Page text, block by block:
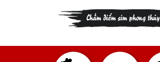
Chấm điểm sim phong thủy